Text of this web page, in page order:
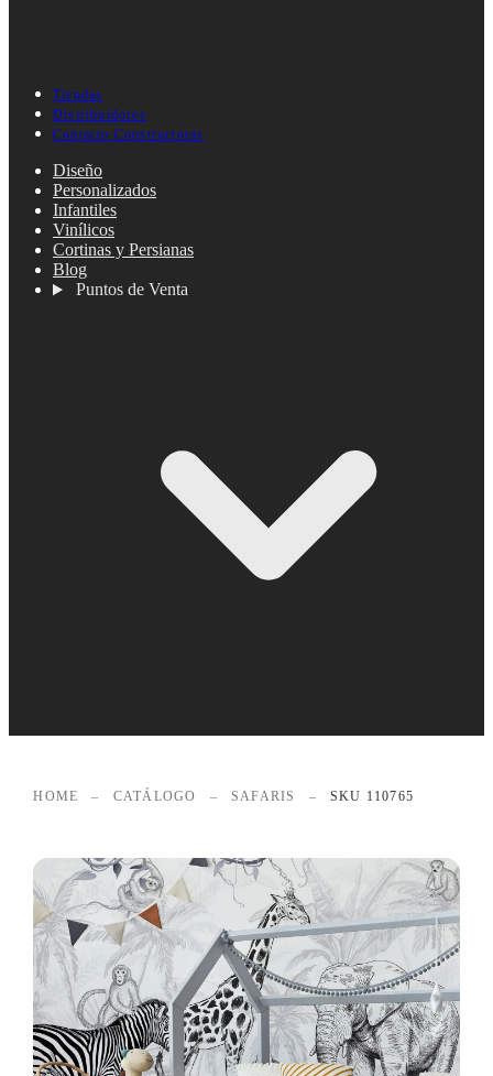
Tiendas
Distribuidores
Contacto Constructoras
Diseño
Personalizados
Infantiles
Vinílicos
Cortinas y Persianas
Blog
Puntos de Venta
HOME – CATÁLOGO – SAFARIS – SKU 110765